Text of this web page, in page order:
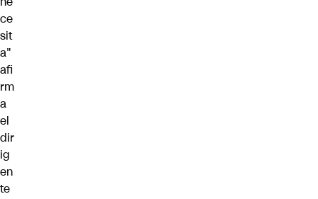
ce
sit
a"
afi
rm
a
el
dir
ig
en
te